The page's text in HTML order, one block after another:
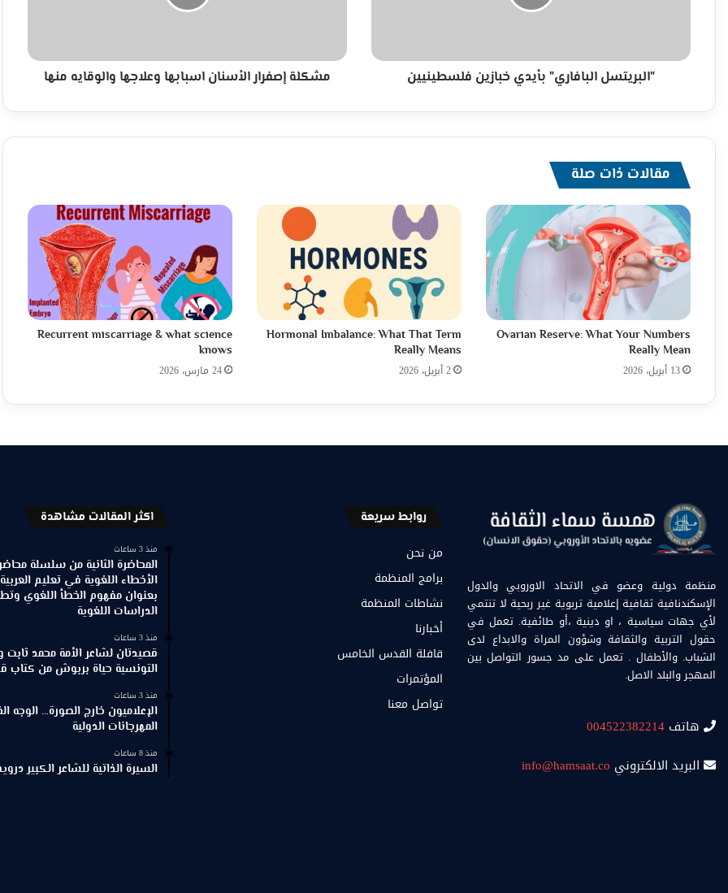
"البريتسل البافاري" بأيدي خبازين فلسطينيين مشكلة إصفرار الأسنان اسبابها وعلاجها والوقايه منها
مقالات ذات صلة
Ovarian Reserve: What Your Numbers
Really Mean
13 أبريل، 2026
Hormonal Imbalance: What That Term
Really Means
2 أبريل، 2026
Recurrent miscarriage & what science
knows
24 مارس، 2026
منظمة دولية وعضو في الاتحاد الاوروبي والدول
الإسكندنافية ثقافية إعلامية تربوية غير ربحية لا تنتمي
لأي جهات سياسية ، او دينية ،أو طائفية. تعمل في
حقول التربية والثقافة وشؤون المراة والابداع لدى
الشباب. والأطفال . تعمل على مد جسور التواصل بين
المهجر والبلد الاصل.
هاتف 004522382214
البريد الالكتروني info@hamsaat.co
روابط سريعة
من نحن
برامج المنظمة
نشاطات المنظمة
أخبارنا
قافلة القدس الخامس
المؤتمرات
تواصل معنا
اكثر المقالات مشاهدة
منذ 3 ساعات
المحاضرة الثانية من سلسلة
الأخطاء اللغوية في تعليم
بعنوان مفهوم الخطأ اللغوي
الدراسات اللغوية
منذ 3 ساعات
قصيدتان لشاعر الأمة محمد ثابت
التونسية حياة بربوش من كتاب
منذ 3 ساعات
الإعلاميون خارج الصورة… الوجه
المهرجانات الدولية
منذ 8 ساعات
السيرة الذاتية للشاعر الكبير